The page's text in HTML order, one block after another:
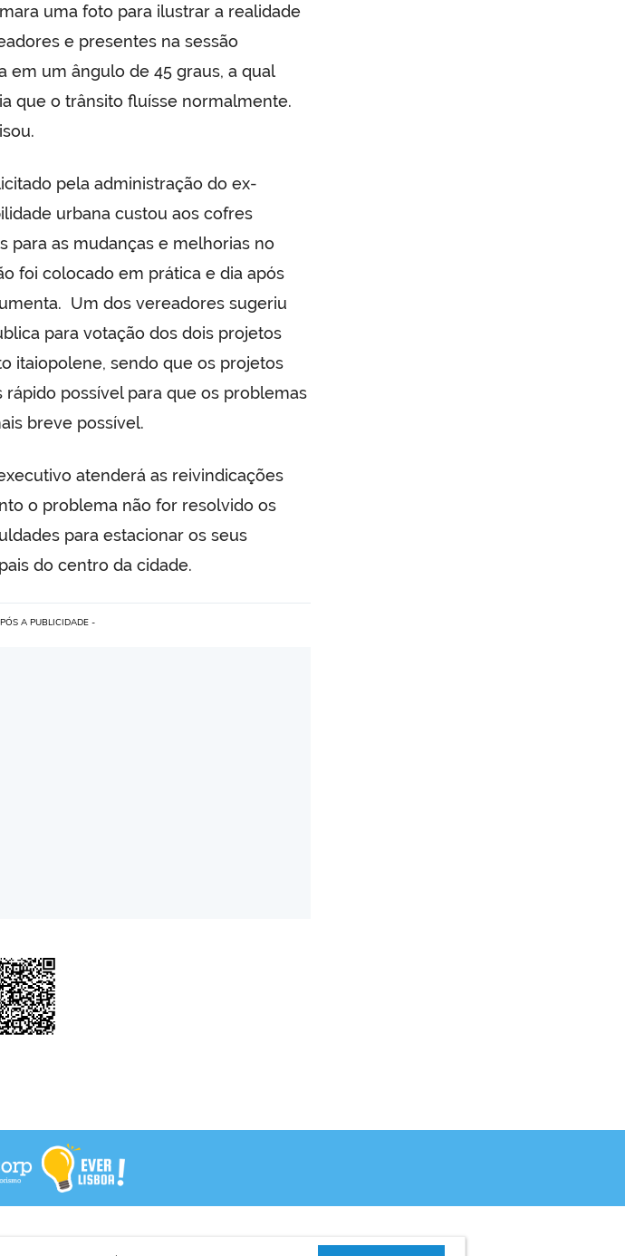
uma foto para ilustrar a realidade
e presentes na sessão
em um ângulo de 45 graus, a qual
que o trânsito fluísse normalmente.
pela administração do ex-
urbana custou aos cofres
para as mudanças e melhorias no
foi colocado em prática e dia após
Um dos vereadores sugeriu
para votação dos dois projetos
itaiopolene, sendo que os projetos
possível para que os problemas
breve possível.
atenderá as reivindicações
o problema não for resolvido os
para estacionar os seus
do centro da cidade.
A PUBLICIDADE -